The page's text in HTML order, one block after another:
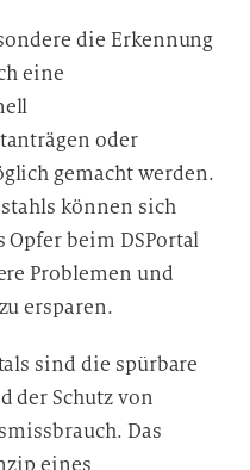
die Erkennung
eine
oder
gemacht werden.
können sich
Opfer beim DSPortal
Problemen und
ersparen.
sind die spürbare
der Schutz von
Das
eines